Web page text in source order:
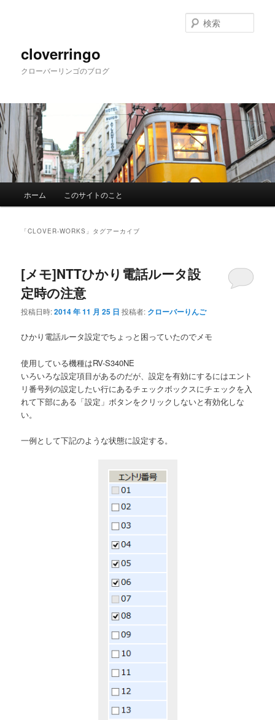
へ
移
動
移
動
cloverringo
クローバーリンゴのブログ
索
ホーム このサイトのこと
「CLOVER-WORKS 」タグアーカイブ
[メモ]NTTひかり電話ルータ設
定時の注意
投稿日時:2014 年 11 月 25 日 投稿者: クローバーりんご
ひかり電話ルータ設定でちょっと困っていたのでメモ
使用している機種はRV-S340NE
いろいろな設定項目があるのだが、設定を有効にするにはエント
リ番号列の設定したい行にあるチェックボックスにチェックを入
れて下部にある「設定」ボタンをクリックしないと有効化しな
い。
一例として下記のような状態に設定する。